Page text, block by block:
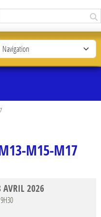
M15-M17
AVRIL 2026